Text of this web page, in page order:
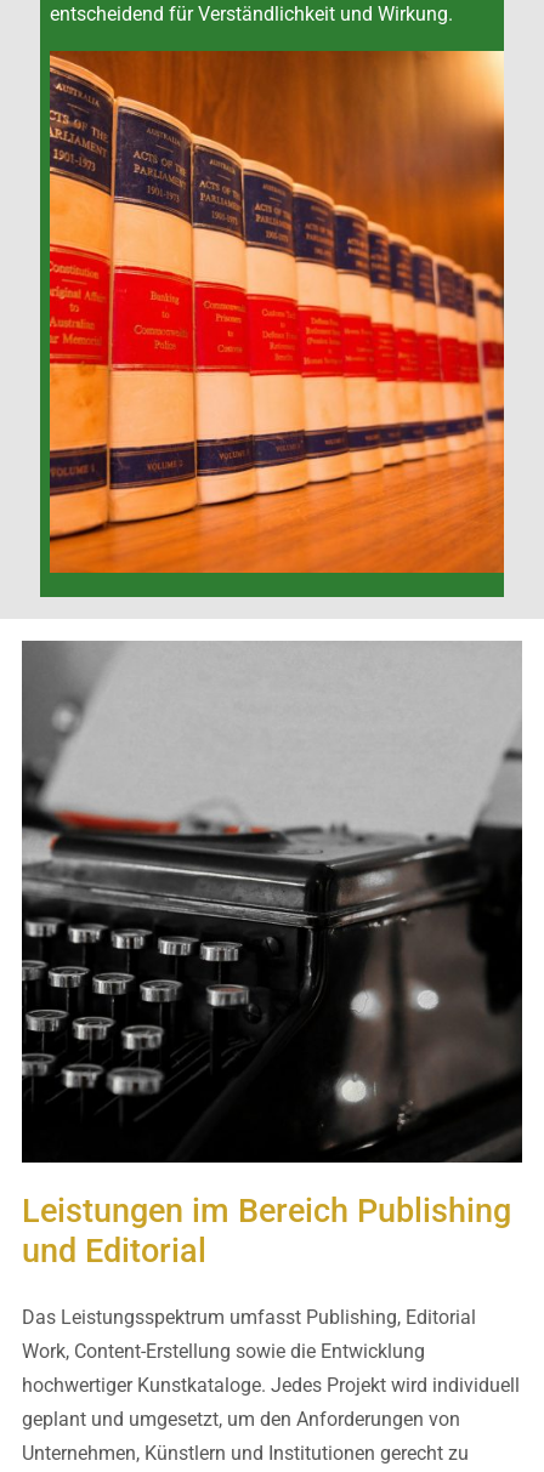
entscheidend für Verständlichkeit und Wirkung.
Leistungen im Bereich Publishing
und Editorial
Das Leistungsspektrum umfasst Publishing, Editorial
Work, Content-Erstellung sowie die Entwicklung
hochwertiger Kunstkataloge. Jedes Projekt wird individuell
geplant und umgesetzt, um den Anforderungen von
Unternehmen, Künstlern und Institutionen gerecht zu